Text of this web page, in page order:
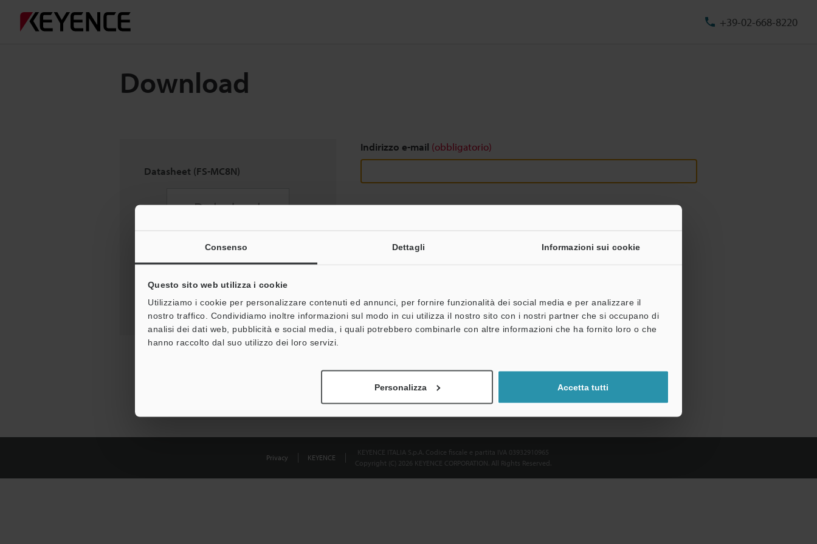
Consenso Dettagli Informazioni sui cookie
Questo sito web utilizza i cookie
Utilizziamo i cookie per personalizzare contenuti ed annunci, per fornire funzionalità dei social media e per analizzare il
nostro traffico. Condividiamo inoltre informazioni sul modo in cui utilizza il nostro sito con i nostri partner che si occupano di
analisi dei dati web, pubblicità e social media, i quali potrebbero combinarle con altre informazioni che ha fornito loro o che
hanno raccolto dal suo utilizzo dei loro servizi.
Personalizza Accetta tutti
+39-02-668-8220
Download
Datasheet (FS-MC8N)
Indirizzo e-mail (obbligatorio)
Privacy KEYENCE
KEYENCE ITALIA S.p.A. Codice fiscale e partita IVA 03932910965
Copyright (C) 2026 KEYENCE CORPORATION. All Rights Reserved.